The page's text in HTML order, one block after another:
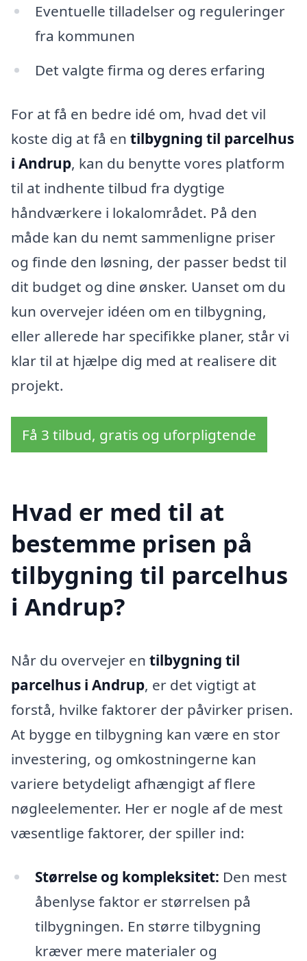
Eventuelle tilladelser og reguleringer
fra kommunen
Det valgte firma og deres erfaring
For at få en bedre idé om, hvad det vil
koste dig at få en tilbygning til parcelhus
i Andrup, kan du benytte vores platform
til at indhente tilbud fra dygtige
håndværkere i lokalområdet. På den
måde kan du nemt sammenligne priser
og finde den løsning, der passer bedst til
dit budget og dine ønsker. Uanset om du
kun overvejer idéen om en tilbygning,
eller allerede har specifikke planer, står vi
klar til at hjælpe dig med at realisere dit
projekt.
Få 3 tilbud, gratis og uforpligtende
Hvad er med til at
bestemme prisen på
tilbygning til parcelhus
i Andrup?
Når du overvejer en tilbygning til
parcelhus i Andrup, er det vigtigt at
forstå, hvilke faktorer der påvirker prisen.
At bygge en tilbygning kan være en stor
investering, og omkostningerne kan
variere betydeligt afhængigt af flere
nøgleelementer. Her er nogle af de mest
væsentlige faktorer, der spiller ind:
Størrelse og kompleksitet: Den mest
åbenlyse faktor er størrelsen på
tilbygningen. En større tilbygning
kræver mere materialer og